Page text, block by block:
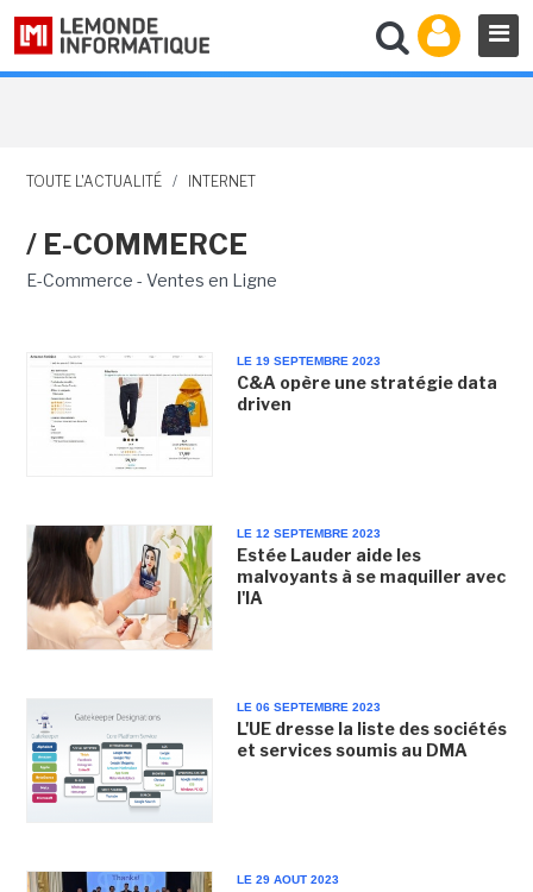
TOUTE L'ACTUALITÉ / INTERNET
/ E-COMMERCE
E-Commerce - Ventes en Ligne
LE 19 SEPTEMBRE 2023
C&A opère une stratégie data
driven
LE 12 SEPTEMBRE 2023
Estée Lauder aide les
malvoyants à se maquiller avec
l'IA
LE 06 SEPTEMBRE 2023
L'UE dresse la liste des sociétés
et services soumis au DMA
LE 29 AOUT 2023